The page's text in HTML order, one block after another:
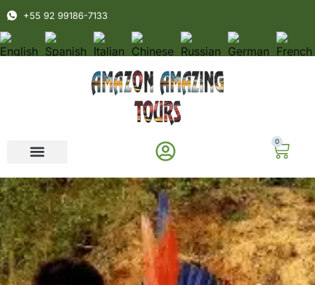
+55 92 99186-7133
0